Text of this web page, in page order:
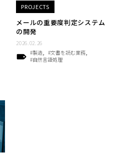
PROJECTS
メールの重要度判定システム
の開発
2026.02.26
#製造
#文書を読む業務
#自然言語処理